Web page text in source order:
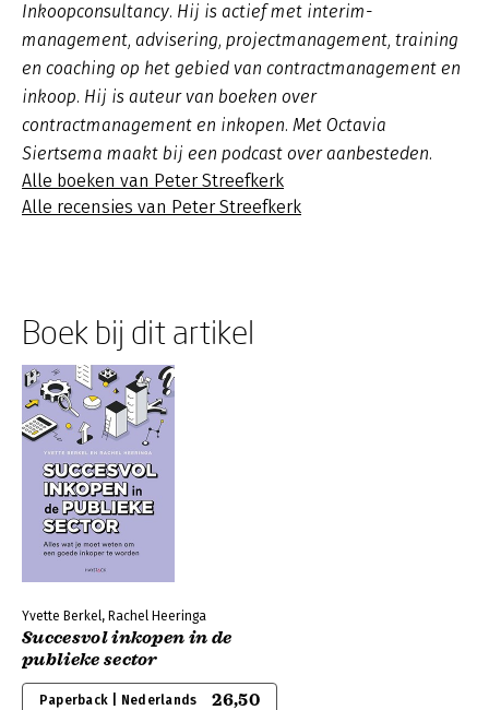
Inkoopconsultancy. Hij is actief met interim-
management, advisering, projectmanagement, training
en coaching op het gebied van contractmanagement en
inkoop. Hij is auteur van boeken over
contractmanagement en inkopen. Met Octavia
Siertsema maakt bij een podcast over aanbesteden.
Alle boeken van Peter Streefkerk
Alle recensies van Peter Streefkerk
Boek bij dit artikel
Yvette Berkel, Rachel Heeringa
Succesvol inkopen in de
publieke sector
Paperback | Nederlands 26,50